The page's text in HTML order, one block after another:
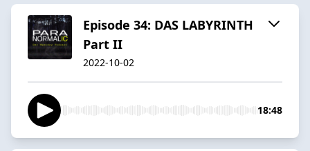
Episode 34: DAS LABYRINTH
Part II
2022-10-02
18:48